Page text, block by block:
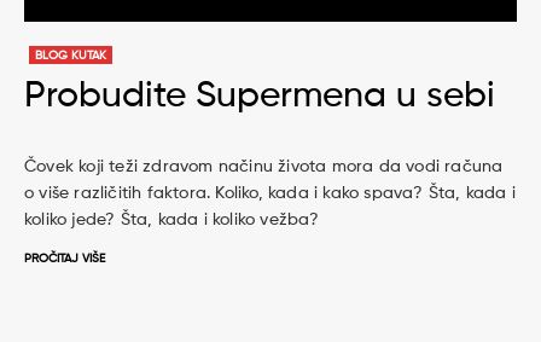
BLOG KUTAK
Probudite Supermena u sebi
Čovek koji teži zdravom načinu života mora da vodi računa
o više različitih faktora. Koliko, kada i kako spava? Šta, kada i
koliko jede? Šta, kada i koliko vežba?
PROČITAJ VIŠE